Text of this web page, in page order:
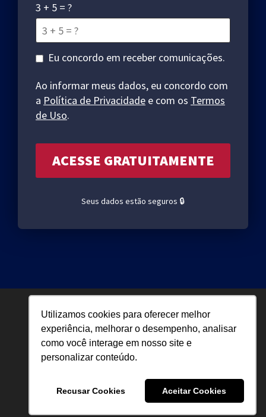
Utilizamos cookies para oferecer melhor
experiência, melhorar o desempenho, analisar
como você interage em nosso site e
personalizar conteúdo.
Recusar Cookies Aceitar Cookies
3 + 5 = ?
Eu concordo em receber comunicações.
Ao informar meus dados, eu concordo com
a Política de Privacidade e com os Termos
de Uso.
Seus dados estão seguros 🔒
2018 ©Gesuas